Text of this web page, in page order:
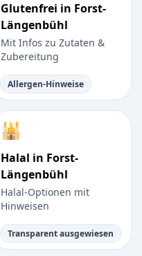
Glutenfrei in Forst-
Längenbühl
Mit Infos zu Zutaten &
Zubereitung
Allergen-Hinweise
🕌
Halal in Forst-
Längenbühl
Halal-Optionen mit
Hinweisen
Transparent ausgewiesen